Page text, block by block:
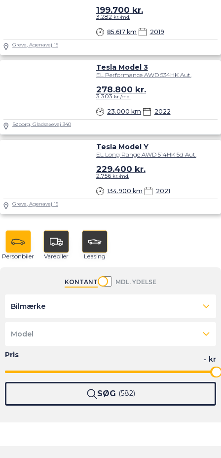
85.617 km 2019
199.700 kr.
3.282kr./md.
Greve, Agenavej 15
Tesla Model 3
EL Performance AWD 534HK Aut.
23.000 km 2022
278.800 kr.
3.303 kr./md.
Søborg, Gladsaxevej 340
Tesla Model Y
EL Long Range AWD 514HK 5d Aut.
134.900 km 2021
229.400 kr.
2.756kr./md.
Greve, Agenavej 15
Personbiler Varebiler Leasing
KONTANT MDL. YDELSE
Bilmærke
Model
SØG 582